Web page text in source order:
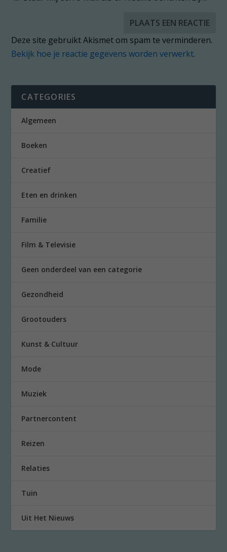
Deze site gebruikt Akismet om spam te verminderen.
Bekijk hoe je reactie gegevens worden verwerkt.
CATEGORIES
Algemeen
Boeken
Creatief
Eten en drinken
Familie
Film & Televisie
Geen onderdeel van een categorie
Gezondheid
Grootouders
Kunst & Cultuur
Mode
Muziek
Partnercontent
Reizen
Relaties
Tuin
Uit Het Nieuws